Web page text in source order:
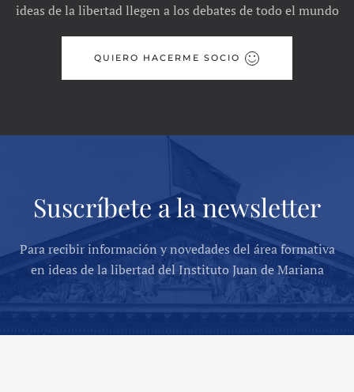
ideas de la libertad llegen a los debates de todo el mundo
QUIERO HACERME SOCIO
Suscríbete a la newsletter
Para recibir información y novedades del área formativa
en ideas de la libertad del Instituto Juan de Mariana